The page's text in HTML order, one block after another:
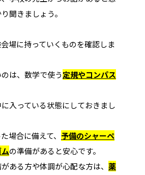
聞きましょう。
場に持っていくものを確認しま
は、数学で使う定規やコンパス
入っている状態にしておきまし
場合に備えて、 予備のシャーペ
の準備があると安心です。
ある方や体調が心配な方は、 薬